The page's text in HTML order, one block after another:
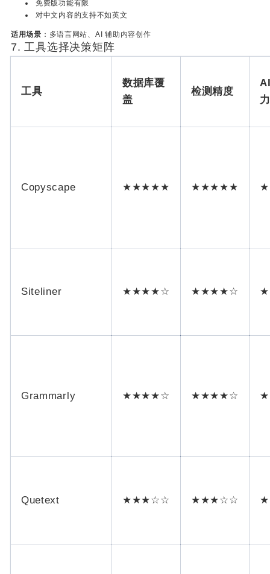
免费版功能有限
对中文内容的支持不如英文
适用场景 ：多语言网站、AI 辅助内容创作
7. 工具选择决策矩阵
工具
数据库覆
盖
检测精度
力
Copyscape ★★★★★ ★★★★★
Siteliner ★★★★☆ ★★★★☆
Grammarly ★★★★☆ ★★★★☆
Quetext ★★★☆☆ ★★★☆☆